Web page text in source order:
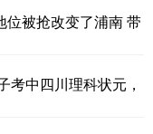
位被抢改变了浦南 带
考中四川理科状元，